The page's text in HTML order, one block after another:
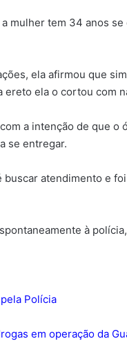
mulher tem 34 anos
ela afirmou que
ereto ela o cortou com
a intenção de que
se entregar.
buscar atendimento e
à
Polícia
em operação da